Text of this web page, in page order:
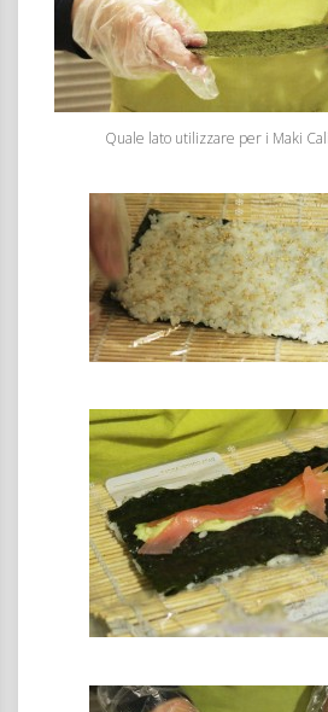
Quale lato utilizzare per i Maki